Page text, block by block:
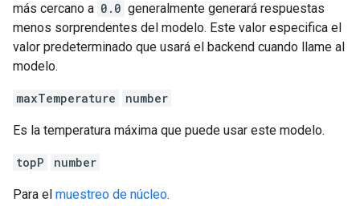
más cercano a 0.0 generalmente generará respuestas
menos sorprendentes del modelo. Este valor especifica el
valor predeterminado que usará el backend cuando llame al
modelo.
maxTemperature number
Es la temperatura máxima que puede usar este modelo.
topP number
Para el muestreo de núcleo.